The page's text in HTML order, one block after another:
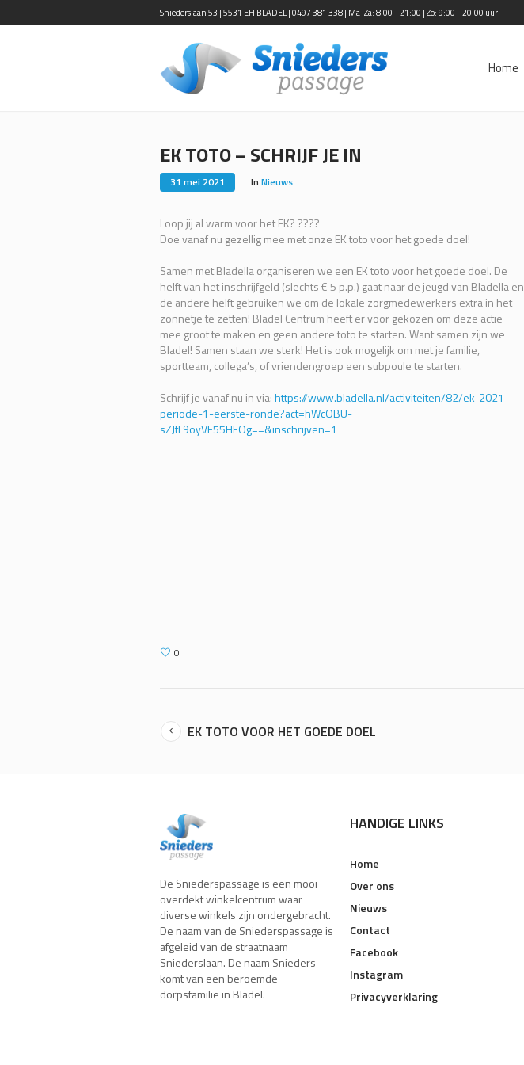
Sniederslaan 53 | 5531 EH BLADEL | 0497 381 338 | Ma-Za: 8:00 - 21:00 | Zo: 9:00 - 20:00 uur
Home
EK TOTO – SCHRIJF JE IN
31 mei 2021 In Nieuws
Loop jij al warm voor het EK? ????
Doe vanaf nu gezellig mee met onze EK toto voor het goede doel!
Samen met Bladella organiseren we een EK toto voor het goede doel. De
helft van het inschrijfgeld (slechts € 5 p.p.) gaat naar de jeugd van Bladella en
de andere helft gebruiken we om de lokale zorgmedewerkers extra in het
zonnetje te zetten! Bladel Centrum heeft er voor gekozen om deze actie
mee groot te maken en geen andere toto te starten. Want samen zijn we
Bladel! Samen staan we sterk! Het is ook mogelijk om met je familie,
sportteam, collega’s, of vriendengroep een subpoule te starten.
Schrijf je vanaf nu in via:https://www.bladella.nl/activiteiten/82/ek-2021-
periode-1-eerste-ronde?act=hWcOBU-
sZJtL9oyVF55HEOg==&inschrijven=1
0
EK TOTO VOOR HET GOEDE DOEL
De Sniederspassage is een mooi
overdekt winkelcentrum waar
diverse winkels zijn ondergebracht.
De naam van de Sniederspassage is
afgeleid van de straatnaam
Sniederslaan. De naam Snieders
komt van een beroemde
dorpsfamilie in Bladel.
HANDIGE LINKS
Home
Over ons
Nieuws
Contact
Facebook
Instagram
Privacyverklaring